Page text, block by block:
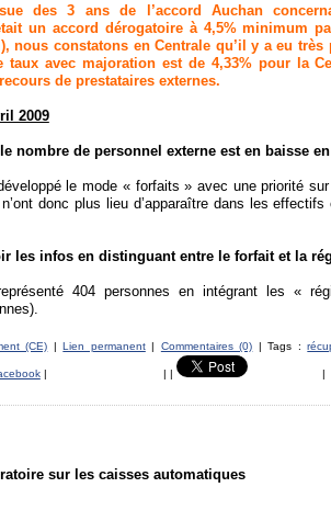
des 3 ans de l’accord Auchan
un accord dérogatoire à 4,5% minimum
nous constatons en Centrale qu’il y a eu très
taux avec majoration est de 4,33% pour la
de prestataires externes.
2009
nombre de personnel externe est en baisse en
le mode « forfaits » avec une priorité
donc plus lieu d’apparaître dans les effectifs
les infos en distinguant entre le forfait et la
404 personnes en intégrant les «
(CE) |Lien permanent| Commentaires (0) | Tags :
| | | |
sur les caisses automatiques